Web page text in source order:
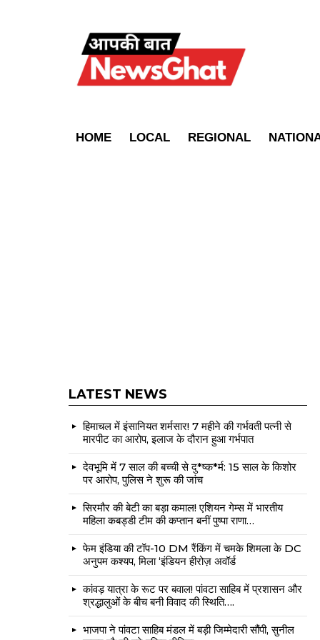
HOME LOCAL REGIONAL
LATEST NEWS
हिमाचल में इंसानियत शर्मसार! 7 महीने की गर्भवती पत्नी से
मारपीट का आरोप, इलाज के दौरान हुआ गर्भपात
देवभूमि में 7 साल की बच्ची से दु*ष्क*र्म: 15 साल के किशोर
पर आरोप, पुलिस ने शुरू की जांच
सिरमौर की बेटी का बड़ा कमाल! एशियन गेम्स में भारतीय
महिला कबड्डी टीम की कप्तान बनीं पुष्पा राणा…
फेम इंडिया की टॉप-10 DM रैंकिंग में चमके शिमला के DC
अनुपम कश्यप, मिला ‘इंडियन हीरोज़ अवॉर्ड
कांवड़ यात्रा के रूट पर बवाल! पांवटा साहिब में प्रशासन और
श्रद्धालुओं के बीच बनी विवाद की स्थिति….
भाजपा ने पांवटा साहिब मंडल में बड़ी जिम्मेदारी सौंपी, सुनील